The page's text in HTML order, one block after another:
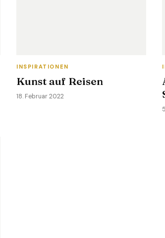
INSPIRATIONEN
Kunst auf Reisen
18. Februar 2022